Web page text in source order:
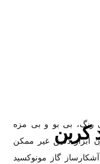
کربن
رنگ، بی بو و بی مزه
ابزار دقیق غیر ممکن
گاز مونوکسید